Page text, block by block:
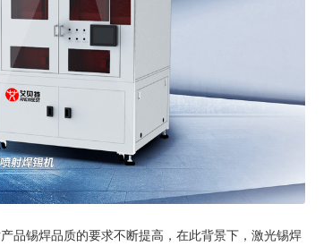
品锡焊品质的要求不断提高，在此背景下，激光锡焊